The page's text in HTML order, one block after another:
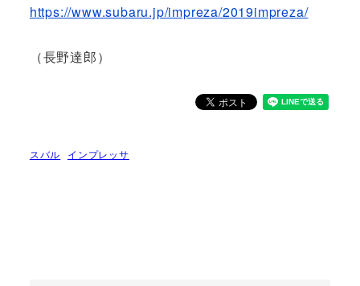
https://www.subaru.jp/impreza/2019impreza/
（長野達郎）
スバル インプレッサ